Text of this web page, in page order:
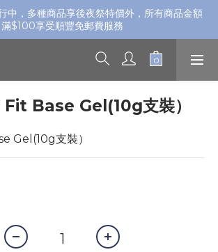
中，多種商品享後夜祭特價外，所有商品金額
滿$100享受順豐免郵費服務
Base Gel(10g支裝）
Gel(10g支裝）